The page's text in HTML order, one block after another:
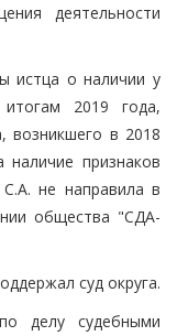
деятельности
истца о наличии у
2019 года,
возникшего в 2018
признаков
не направила в
общества "СДА-
суд округа.
делу судебными